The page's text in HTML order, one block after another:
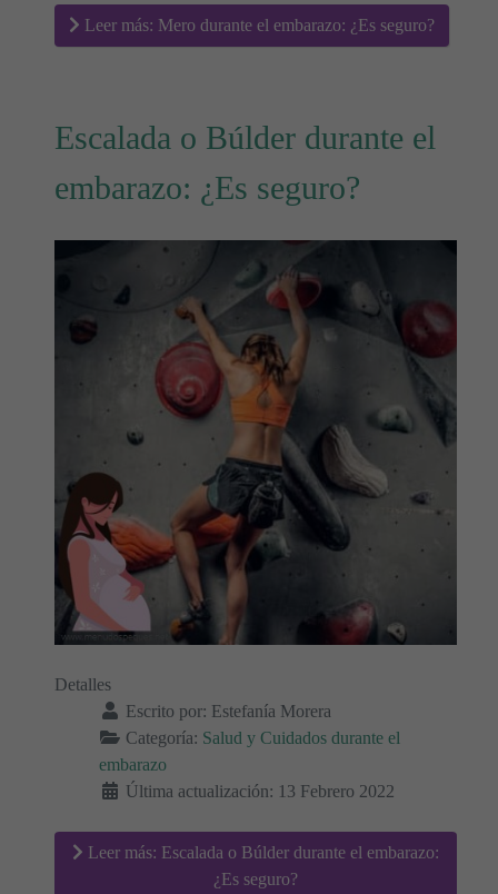
Leer más: Mero durante el embarazo: ¿Es seguro?
Escalada o Búlder durante el
embarazo: ¿Es seguro?
Detalles
Escrito por: Estefanía Morera
Categoría: Salud y Cuidados durante el
embarazo
Última actualización: 13 Febrero 2022
Leer más: Escalada o Búlder durante el embarazo:
¿Es seguro?